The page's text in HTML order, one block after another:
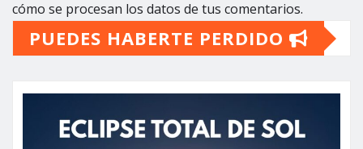
cómo se procesan los datos de tus comentarios.
PUEDES HABERTE PERDIDO